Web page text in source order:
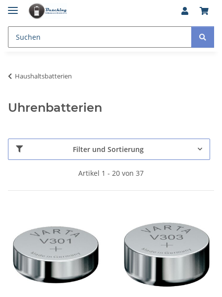
Haushaltsbatterien
Uhrenbatterien
Filter und Sortierung
Artikel 1 - 20 von 37